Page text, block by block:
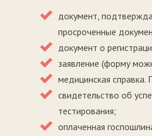
документ,
просроченные
документ о
заявление (форму
медицинская
свидетельство об
тестирования;
оплаченная